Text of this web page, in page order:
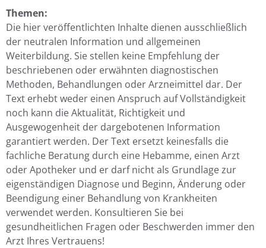
Themen:
Die hier veröffentlichten Inhalte dienen ausschließlich
der neutralen Information und allgemeinen
Weiterbildung. Sie stellen keine Empfehlung der
beschriebenen oder erwähnten diagnostischen
Methoden, Behandlungen oder Arzneimittel dar. Der
Text erhebt weder einen Anspruch auf Vollständigkeit
noch kann die Aktualität, Richtigkeit und
Ausgewogenheit der dargebotenen Information
garantiert werden. Der Text ersetzt keinesfalls die
fachliche Beratung durch eine Hebamme, einen Arzt
oder Apotheker und er darf nicht als Grundlage zur
eigenständigen Diagnose und Beginn, Änderung oder
Beendigung einer Behandlung von Krankheiten
verwendet werden. Konsultieren Sie bei
gesundheitlichen Fragen oder Beschwerden immer den
Arzt Ihres Vertrauens!